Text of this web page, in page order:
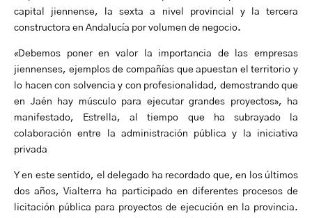
capital jiennense, la sexta a nivel provincial y la tercera
constructora en Andalucía por volumen de negocio.
«Debemos poner en valor la importancia de las empresas
jiennenses, ejemplos de compañías que apuestan el territorio y
lo hacen con solvencia y con profesionalidad, demostrando que
en Jaén hay músculo para ejecutar grandes proyectos», ha
manifestado, Estrella, al tiempo que ha subrayado la
colaboración entre la administración pública y la iniciativa
privada
Y en este sentido, el delegado ha recordado que, en los últimos
dos años, Vialterra ha participado en diferentes procesos de
licitación pública para proyectos de ejecución en la provincia.